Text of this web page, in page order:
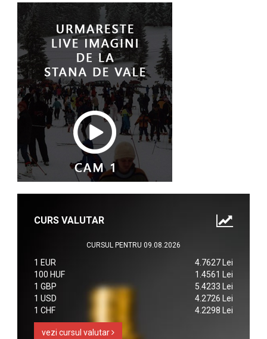
CURS VALUTAR
CURSUL PENTRU 09.08.2026
1 EUR
4.7627 Lei
100 HUF
1.4561 Lei
1 GBP
5.4233 Lei
1 USD
4.2726 Lei
1 CHF
4.2298 Lei
vezi cursul valutar